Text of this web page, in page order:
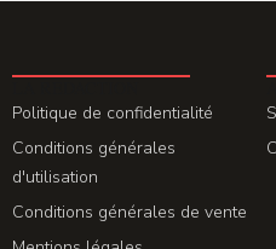
Politique de confidentialité
Conditions générales
d'utilisation
Conditions générales de vente